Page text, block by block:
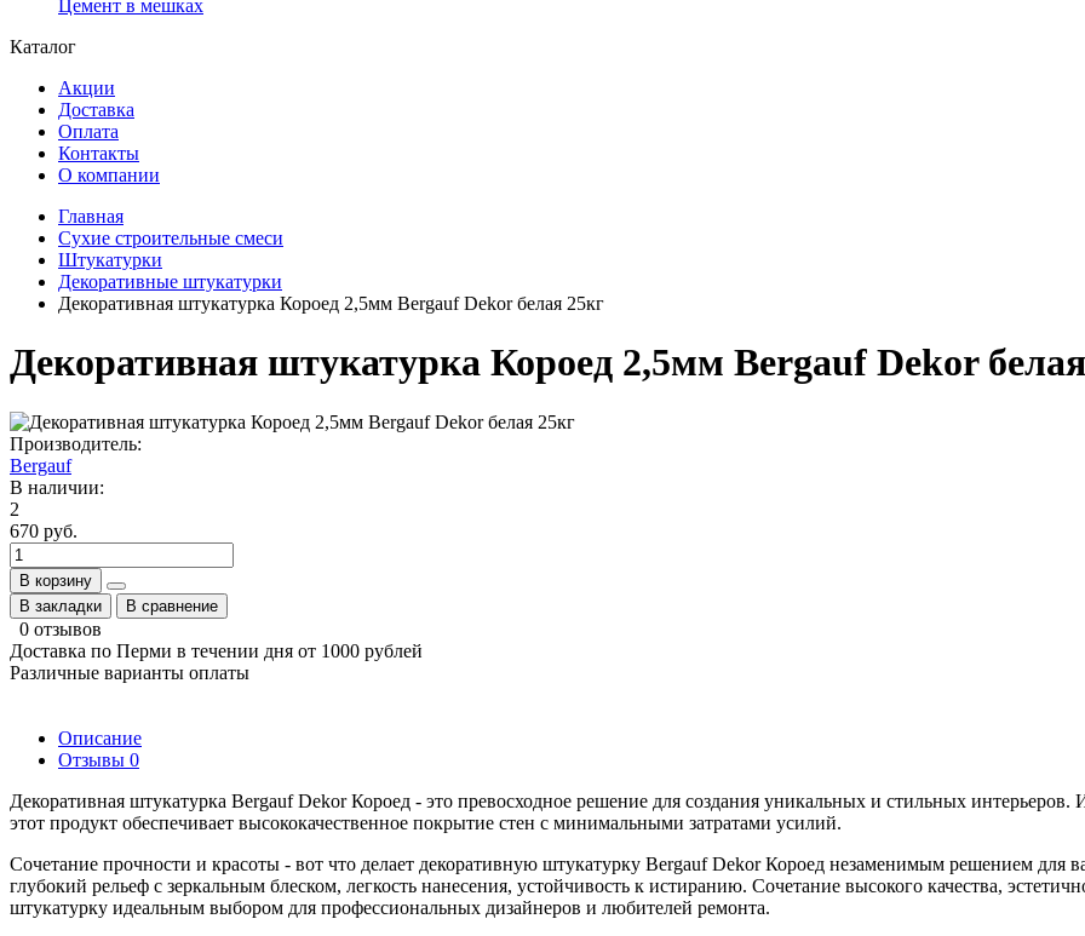
Цемент в мешках
Каталог
Акции
Доставка
Оплата
Контакты
О компании
Главная
Сухие строительные смеси
Штукатурки
Декоративные штукатурки
Декоративная штукатурка Короед 2,5мм Bergauf Dekor белая 25кг
Декоративная штукатурка Короед 2,5мм Bergauf Dekor
Производитель:
Bergauf
В наличии:
2
670 руб.
В корзину
В закладки
В сравнение
0 отзывов
Доставка по Перми в течении дня от 1000 рублей
Различные варианты оплаты
Описание
Отзывы 0
Декоративная штукатурка Bergauf Dekor Короед - это превосходное решение для создания уникальных и стильных
этот продукт обеспечивает высококачественное покрытие стен с минимальными затратами усилий.
Сочетание прочности и красоты - вот что делает декоративную штукатурку Bergauf Dekor Короед незаменимым решением для
глубокий рельеф с зеркальным блеском, легкость нанесения, устойчивость к истиранию. Сочетание высокого качества,
штукатурку идеальным выбором для профессиональных дизайнеров и любителей ремонта.